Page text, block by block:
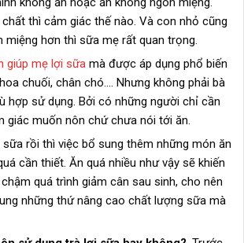
thì cảm giác thế nào. Và con nhỏ cũng
miệng hơn thì sữa mẹ rất quan trọng.
giúp mẹ lợi sữa mà được áp dụng phổ biến
chuối, chân chó…. Nhưng không phải bà
hợp sử dụng. Bởi có những người chỉ cần
giác muốn nôn chứ chưa nói tới ăn.
rồi thì việc bổ sung thêm những món ăn
cần thiết. Ăn quá nhiều như vậy sẽ khiến
quá trình giảm cân sau sinh, cho nên
những thứ nâng cao chất lượng sữa mà